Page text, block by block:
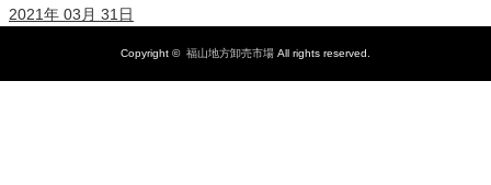
2021年 03月 31日
Copyright © 福山地方卸売市場 All rights reserved.